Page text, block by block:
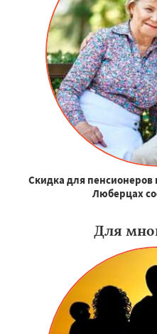
Скидка для пенсионеров
Люберцах
Для